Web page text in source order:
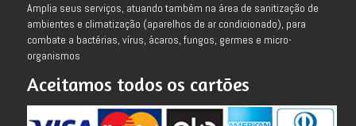
Amplia seus serviços, atuando também na área de sanitização de
ambientes e climatização (aparelhos de ar condicionado), para
combate a bactérias, vírus, ácaros, fungos, germes e micro-
organismos
Aceitamos todos os cartões